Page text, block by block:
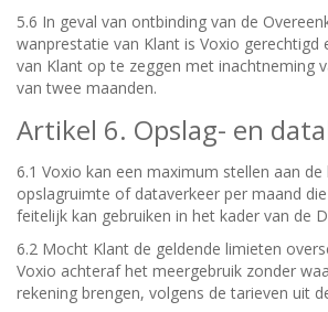
5.6 In geval van ontbinding van de
wanprestatie van Klant is Voxio gerechtigd
van Klant op te zeggen met inachtneming
van twee maanden.
Artikel 6. Opslag- en
6.1 Voxio kan een maximum stellen aan de
opslagruimte of dataverkeer per maand
feitelijk kan gebruiken in het kader van de
6.2 Mocht Klant de geldende limieten
Voxio achteraf het meergebruik zonder
rekening brengen, volgens de tarieven uit